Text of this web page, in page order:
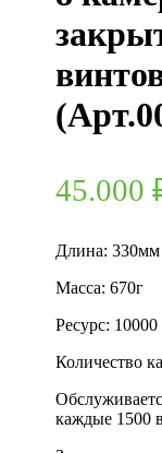
45.000
Длина: 330мм
Масса: 670г
Ресурс:
Количество
каждые 1500